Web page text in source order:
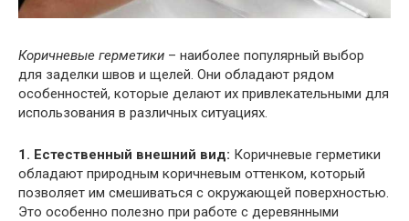
Коричневые герметики – наиболее популярный выбор
для заделки швов и щелей. Они обладают рядом
особенностей, которые делают их привлекательными для
использования в различных ситуациях.
1. Естественный внешний вид: Коричневые герметики
обладают природным коричневым оттенком, который
позволяет им смешиваться с окружающей поверхностью.
Это особенно полезно при работе с деревянными